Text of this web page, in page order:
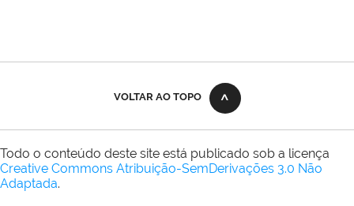
VOLTAR AO TOPO
Todo o conteúdo deste site está publicado sob a licença
Creative Commons Atribuição-SemDerivações 3.0 Não
Adaptada.